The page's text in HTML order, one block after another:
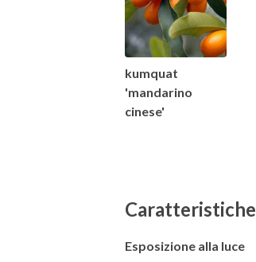
kumquat
'mandarino
cinese'
Caratteristiche
Esposizione alla luce